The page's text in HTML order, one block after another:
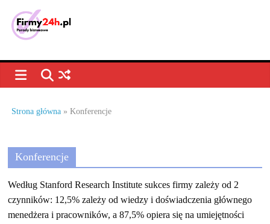
contentPorady
biznesowe,
dla
firm
–
jak
Strona główna »Konferencje
Konferencje
Według Stanford Research Institute sukces firmy zależy od 2
czynników: 12,5% zależy od wiedzy i doświadczenia głównego
menedżera i pracowników, a 87,5% opiera się na umiejętności